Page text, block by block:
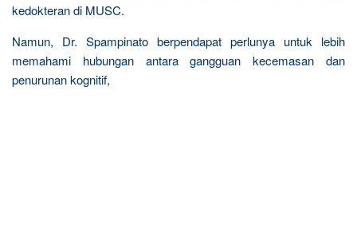
kedokteran di MUSC.
Namun, Dr. Spampinato berpendapat perlunya untuk lebih
memahami hubungan antara gangguan kecemasan dan
penurunan kognitif,